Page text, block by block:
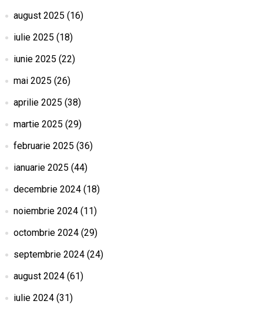
august 2025 (16)
iulie 2025 (18)
iunie 2025 (22)
mai 2025 (26)
aprilie 2025 (38)
martie 2025 (29)
februarie 2025 (36)
ianuarie 2025 (44)
decembrie 2024(18)
noiembrie 2024(11)
octombrie 2024(29)
septembrie 2024(24)
august 2024(61)
iulie 2024(31)